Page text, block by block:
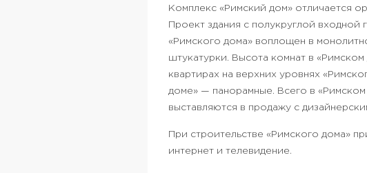
Комплекс «Римский дом» отличается
Проект здания с полукруглой
«Римского дома» воплощен в
штукатурки. Высота комнат в
квартирах на верхних уровнях
доме» — панорамные. Всего в
выставляются в продажу с
При строительстве «Римского дома»
интернет и телевидение.